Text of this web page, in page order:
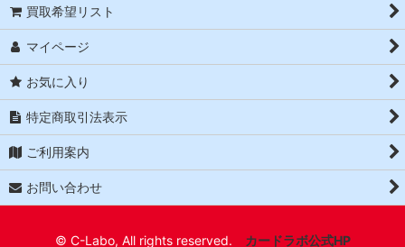
買取希望リスト
マイページ
お気に入り
特定商取引法表示
ご利用案内
お問い合わせ
© C-Labo, All rights reserved. カードラボ公式HP